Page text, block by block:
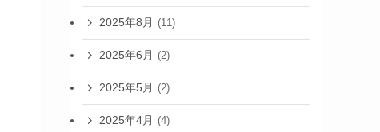
2025年8月 (11)
2025年6月 (2)
2025年5月 (2)
2025年4月 (4)